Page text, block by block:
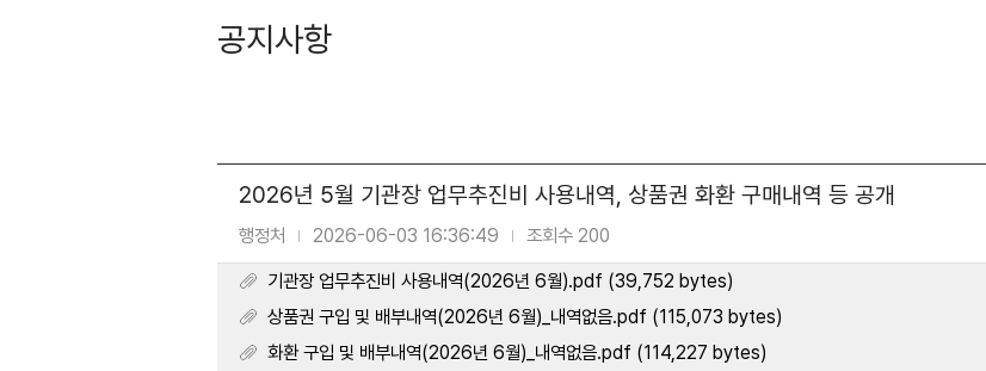
공지사항
2026년 5월 기관장 업무추진비 사용내역, 상품권 화환 구매내역 등 공개
행정처 | 2026-06-03 16:36:49 |
조회수 200
기관장 업무추진비 사용내역(2026년 6월).pdf (39,752 bytes)
상품권 구입 및 배부내역(2026년 6월)_내역없음.pdf (115,073 bytes)
화환 구입 및 배부내역(2026년 6월)_내역없음.pdf (114,227 bytes)